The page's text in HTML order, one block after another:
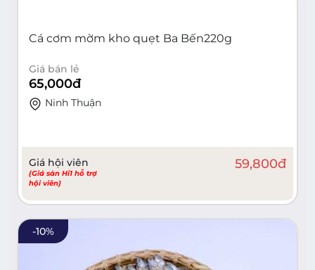
Cá cơm mờm kho quẹt Ba Bến220g
Giá bán lẻ
65,000đ
Ninh Thuận
Giá hội viên
(Giá sàn Hi1 hỗ trợ
hội viên)
59,800đ
-10%